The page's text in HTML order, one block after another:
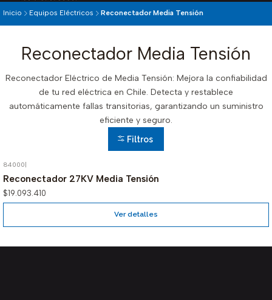
Inicio
Equipos Eléctricos Reconectador Media Tensión
Reconectador Media Tensión
Reconectador Eléctrico de Media Tensión: Mejora la confiabilidad
de tu red eléctrica en Chile. Detecta y restablece
automáticamente fallas transitorias, garantizando un suministro
eficiente y seguro.
Filtros
84000|
Reconectador 27KV Media Tensión
$19.093.410
Ver detalles